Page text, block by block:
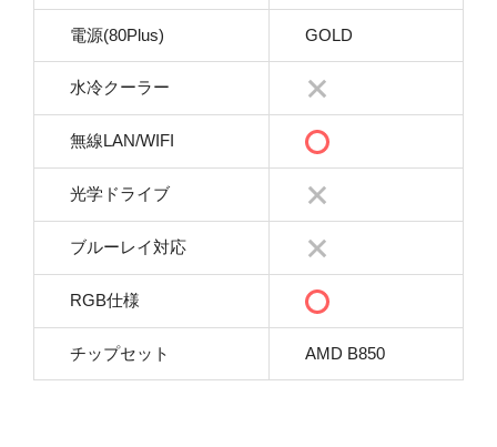
電源(80Plus) GOLD
水冷クーラー
無線LAN/WIFI
光学ドライブ
ブルーレイ対応
RGB仕様
チップセット AMD B850